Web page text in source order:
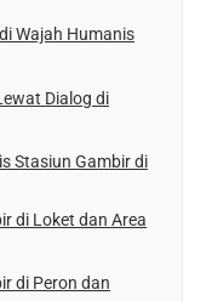
Wajah Humanis
Dialog di
Stasiun Gambir di
di Loket dan Area
di Peron dan